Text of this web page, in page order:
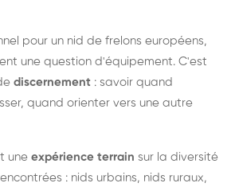
pour un nid de frelons européens,
une question d'équipement. C'est
discernement : savoir quand
quand orienter vers une autre
une expérience terrain sur la diversité
: nids urbains, nids ruraux,